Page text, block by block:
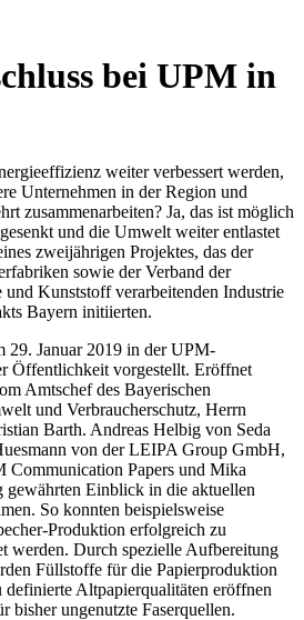
bei UPM in
weiter verbessert werden,
Unternehmen in der Region und
zusammenarbeiten? Ja, das ist möglich
und die Umwelt weiter entlastet
zweijährigen Projektes, das der
sowie der Verband der
und Kunststoff verarbeitenden Industrie
Bayern initiierten.
29. Januar 2019 in der UPM-
Öffentlichkeit vorgestellt. Eröffnet
Amtschef des Bayerischen
und Verbraucherschutz, Herrn
Barth. Andreas Helbig von Seda
von der LEIPA Group GmbH,
Communication Papers und Mika
Einblick in die aktuellen
So konnten beispielsweise
Produktion erfolgreich zu
werden. Durch spezielle Aufbereitung
Füllstoffe für die Papierproduktion
Altpapierqualitäten eröffnen
bisher ungenutzte Faserquellen.